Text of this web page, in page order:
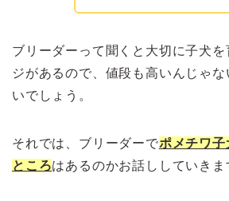
ブリーダーって聞くと大切に子犬
ジがあるので、値段も高いんじゃ
いでしょう。
それでは、ブリーダーでポメチワ子
ところはあるのかお話ししていきま